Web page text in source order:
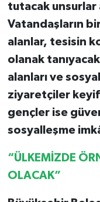
tutacak unsurlar
Vatandaşların
alanlar, tesisin
olanak
alanları ve
ziyaretçiler
gençler ise
sosyalleşme
“ÜLKEMİZDE
OLACAK”